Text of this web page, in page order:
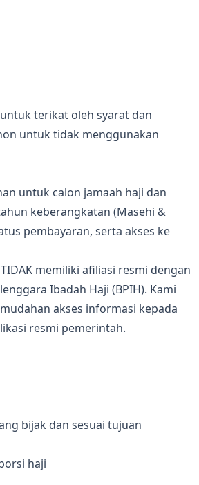
terikat oleh syarat dan
untuk tidak menggunakan
untuk calon jamaah haji dan
keberangkatan (Masehi &
pembayaran, serta akses ke
memiliki afiliasi resmi dengan
Ibadah Haji (BPIH). Kami
akses informasi kepada
resmi pemerintah.
bijak dan sesuai tujuan
haji